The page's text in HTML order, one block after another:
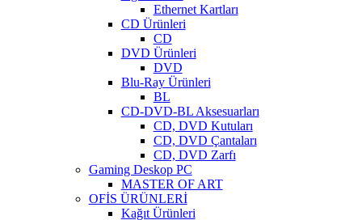
Ethernet Kartları
CD Ürünleri
CD
DVD Ürünleri
DVD
Blu-Ray Ürünleri
BL
CD-DVD-BL Aksesuarları
CD, DVD Kutuları
CD, DVD Çantaları
CD, DVD Zarfı
Gaming Deskop PC
MASTER OF ART
OFİS ÜRÜNLERİ
Kağıt Ürünleri